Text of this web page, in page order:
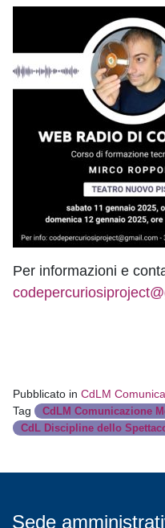
Per informazioni e
Pubblicato in CdLM
Tag
CdLM Comunicazione
CdL Discipline dello
Sede